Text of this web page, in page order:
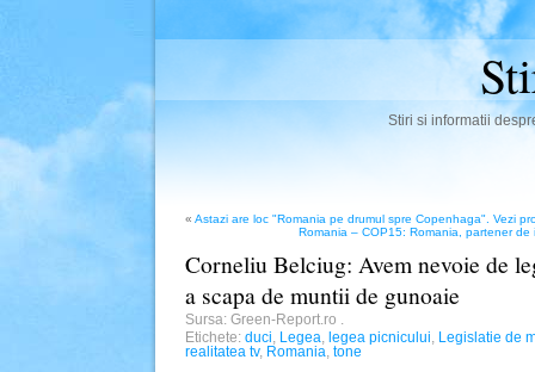
Stiri si informatii
« Astazi are loc "Romania pe drumul spre Copenhaga". Vezi
Romania – COP15: Romania, partener
Corneliu Belciug: Avem nevoie de
a scapa de muntii de gunoaie
Sursa: Green-Report.ro
Etichete: duci Legea legea picnicului
Legislatie de
realitatea tv, Romania tone